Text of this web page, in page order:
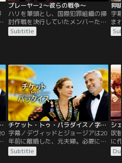
プレーヤー2～彼らの戦争～
ハリを筆頭とし、国際犯罪組織の掃
討作戦を決行していたメンバーた
ち。作戦は順調に進んでいたが、彼
らは単なる犯罪者ではなかった。作
アリョンを追悼するメンバーの前に
現れたのは彼女の妹、チャ・ジェ
イ。ハリがジェイを止めるも、ジェ
イは屈せず、プレーヤーたちの新し
いメンバーに加わることに。ジェイ
を除いたメンバー、ハリ、ジヌン、
ビョンミンが韓国で指名手配中であ
ることから、プレーヤーは海外を舞
台にアリョンを殺したやつらの復讐
を計画。そこへ謎の女、スミンが現
れ、ある提案をしてくる。
Subtitle
字
ま
も
る
が
ン
た
天
ギ
ニー＋ジュリア・ロバーツ】
チケット・トゥ・パラダイス／字幕【ジョージ・クルーニー＋ジュリア・ロバーツ】
字幕／デヴィッドとジョージアは20
年前に離婚した、元夫婦。必要に迫
られて会っても、いがみ合いばかり
している。愛娘リリーがロースクー
Subtitle
吹
に
一
い